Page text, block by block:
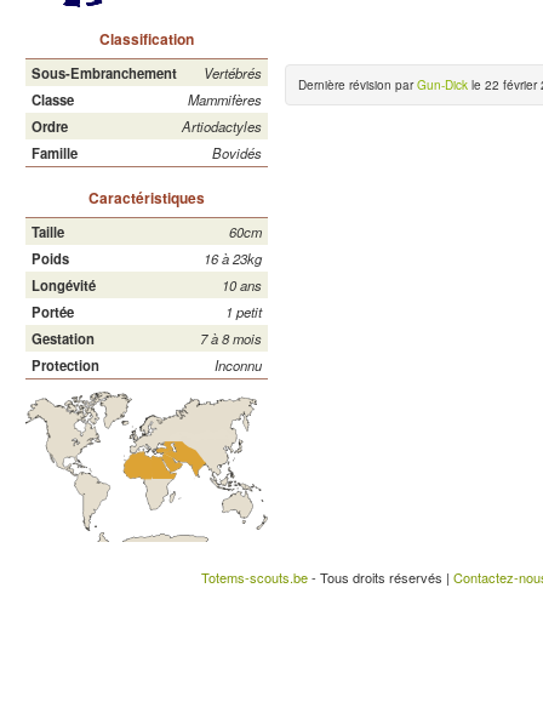
Classification
Sous-Embranchement
Vertébrés
Classe
Mammifères
Ordre
Artiodactyles
Famille
Bovidés
Caractéristiques
Taille
60cm
Poids
16 à 23kg
Longévité
10 ans
Portée
1 petit
Gestation
7 à 8 mois
Protection
Inconnu
Dernière révision parGun-Dick le 22 février
Totems-scouts.be- Tous droits réservés | Contactez-